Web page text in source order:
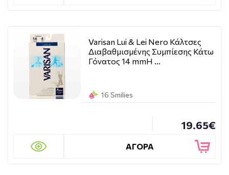
Varisan Lui & Lei Nero Κάλτσες
Διαβαθμισμένης Συμπίεσης Κάτω
Γόνατος 14 mmH …
16 Smilies
19.65€
ΑΓΟΡΑ